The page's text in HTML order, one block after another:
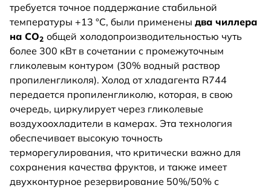
требуется точное поддержание стабильной
температуры +13 °С, были применены два чиллера
на CO2 общей холодопроизводительностью чуть
более 300 кВт в сочетании с промежуточным
гликолевым контуром (30% водный раствор
пропиленгликоля). Холод от хладагента R744
передается пропиленгликолю, которая, в свою
очередь, циркулирует через гликолевые
воздухоохладители в камерах. Эта технология
обеспечивает высокую точность
терморегулирования, что критически важно для
сохранения качества фруктов, и также имеет
двухконтурное резервирование 50%/50% с